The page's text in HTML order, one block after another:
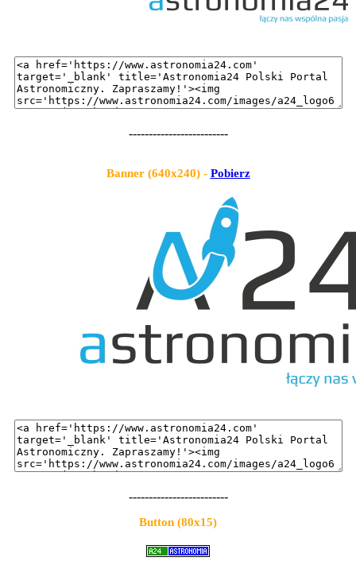
-------------------------
Banner (640x240) - Pobierz
-------------------------
Button (80x15)